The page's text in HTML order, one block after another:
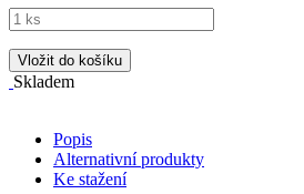
Vložit do košíku
Skladem
Popis
Alternativní produkty
Ke stažení